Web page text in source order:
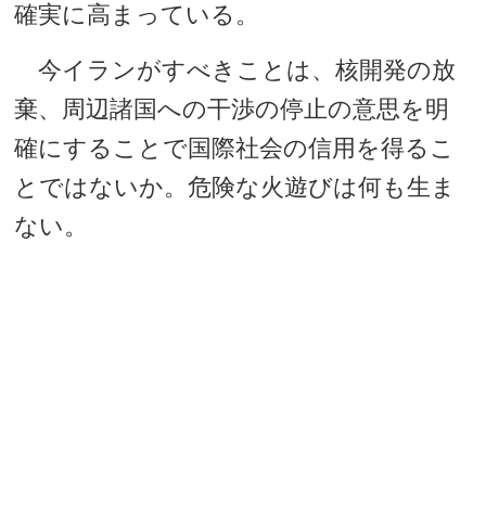
確実に高まっている。
今イランがすべきことは、核開発の放
棄、周辺諸国への干渉の停止の意思を明
確にすることで国際社会の信用を得るこ
とではないか。危険な火遊びは何も生ま
ない。